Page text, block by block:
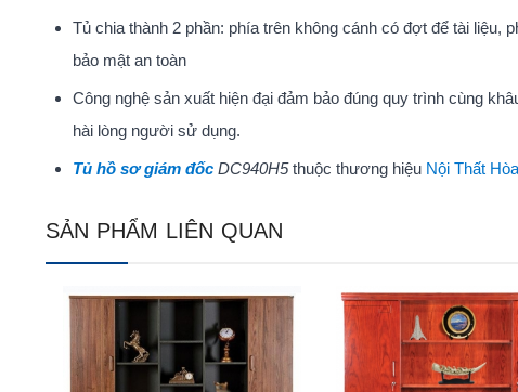
Tủ chia thành 2 phần: phía trên không cánh có đợt để tài
bảo mật an toàn
Công nghệ sản xuất hiện đại đảm bảo đúng quy trình cùng
hài lòng người sử dụng.
Tủ hồ sơ giám đốc DC940H5thuộc thương hiệu Nội Thất
SẢN PHẨM LIÊN QUAN